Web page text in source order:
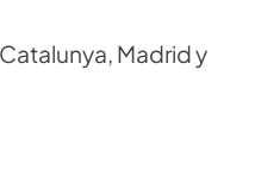
Madrid y